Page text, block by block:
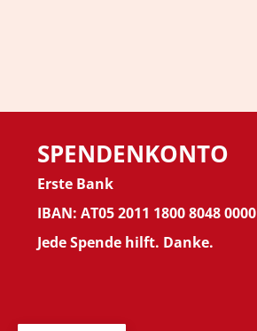
SPENDENKONTO
Erste Bank
IBAN: AT05 2011 1800 8048 0000
Jede Spende hilft. Danke.